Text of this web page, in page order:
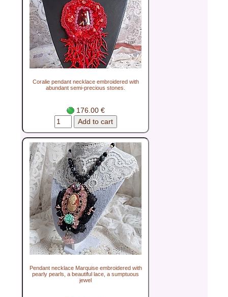
Coralie pendant necklace embroidered with
abundant semi-precious stones.
176.00 €
Pendant necklace Marquise embroidered with
pearly pearls, a beautiful lace, a sumptuous
jewel